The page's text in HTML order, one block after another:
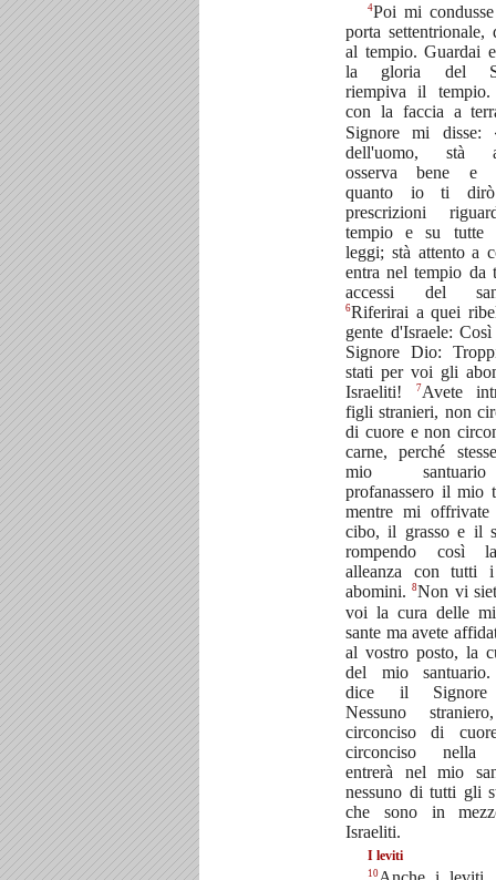
4Poi mi
porta settentrionale,
al tempio. Guardai
la gloria del
riempiva il tempio.
con la faccia a
Signore mi disse:
dell'uomo, stà
osserva bene e
quanto io ti
prescrizioni
tempio e su tutte
leggi; stà attento a
entra nel tempio da
accessi del
6Riferirai a quei
gente d'Israele:
Signore Dio:
stati per voi gli
Israeliti!
7Avete
figli stranieri, non
di cuore e non
carne, perché
mio
profanassero il mio
mentre mi
cibo, il grasso e il
rompendo così
alleanza con tutti
abomini.8Non vi
voi la cura delle
sante ma avete
al vostro posto, la
del mio
dice il
Nessuno
circonciso di
circonciso nella
entrerà nel mio
nessuno di tutti gli
che sono in
Israeliti.
I leviti
10